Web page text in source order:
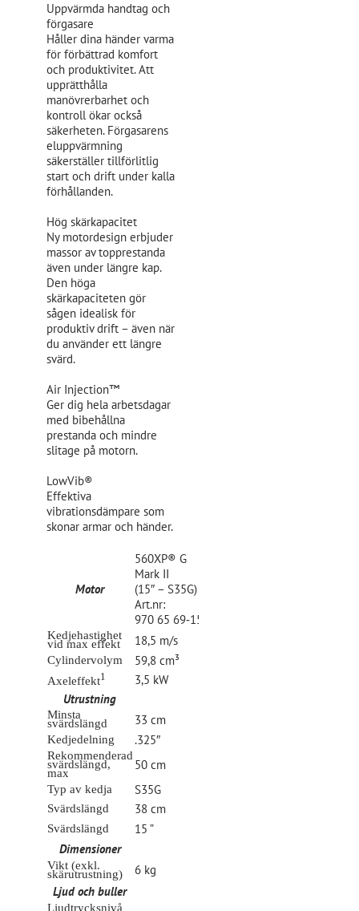
Uppvärmda handtag och
förgasare
Håller dina händer varma
för förbättrad komfort
och produktivitet. Att
upprätthålla
manövrerbarhet och
kontroll ökar också
säkerheten. Förgasarens
eluppvärmning
säkerställer tillförlitlig
start och drift under kalla
förhållanden.
Hög skärkapacitet
Ny motordesign erbjuder
massor av topprestanda
även under längre kap.
Den höga
skärkapaciteten gör
sågen idealisk för
produktiv drift – även när
du använder ett längre
svärd.
Air Injection™
Ger dig hela arbetsdagar
med bibehållna
prestanda och mindre
slitage på motorn.
LowVib®
Effektiva
vibrationsdämpare som
skonar armar och händer.
Motor
560XP® G
Mark II
(15″ – S35G)
Art.nr:
970 65 69‑15
Kedjehastighet
vid max effekt 18,5 m/s
Cylindervolym 59,8 cm³
Axeleffekt1
3,5 kW
Utrustning
Minsta
svärdslängd 33 cm
Kedjedelning .325″
Rekommenderad
svärdslängd,
max
50 cm
Typ av kedja S35G
Svärdslängd 38 cm
Svärdslängd
15 ”
Dimensioner
Vikt (exkl.
skärutrustning)
6 kg
Ljud och buller
Ljudtrycksnivå